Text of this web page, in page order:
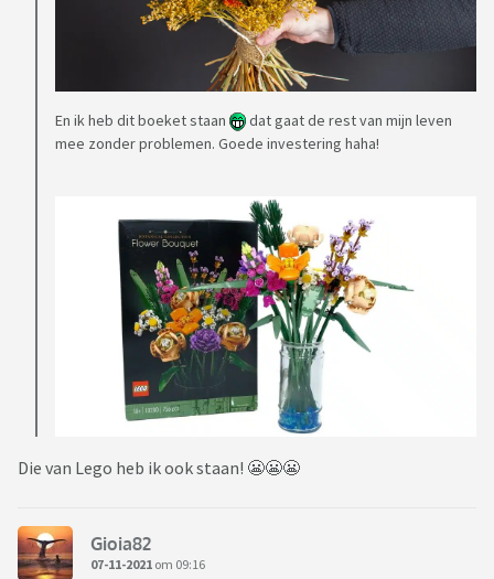
En ik heb dit boeket staan
dat gaat de rest van mijn leven
mee zonder problemen. Goede investering haha!
Die van Lego heb ik ook staan! 😬😬😬
Gioia82
07-11-2021 om 09:16